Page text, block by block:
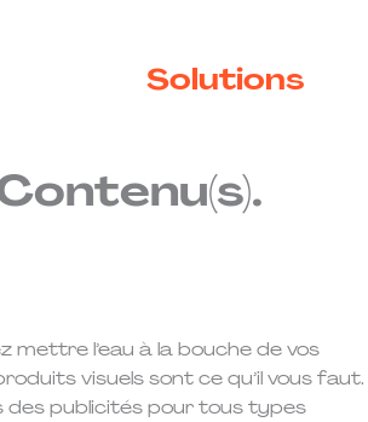
Solutions
mettre l’eau à la bouche de vos
visuels sont ce qu’il vous faut.
des publicités pour tous types